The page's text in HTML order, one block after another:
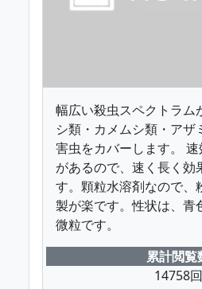
幅広い殺虫スペクトラム
シ類・カメムシ類・アザ
害虫をカバーします。
があるので、速く長く効
す。顆粒水溶剤なので、
製が楽です。性状は、青
微粒です。
累計閲覧
14758回